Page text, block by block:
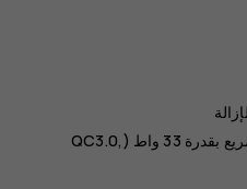
يدعم الشحن السريع بقدرة 33 واط (QC3.0,